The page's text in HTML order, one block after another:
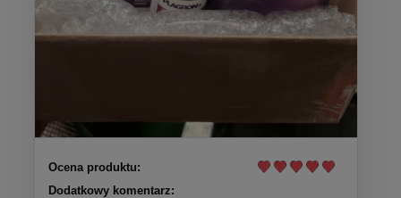
Ocena produktu:
Dodatkowy komentarz: